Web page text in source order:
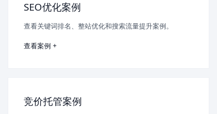
SEO优化案例
查看关键词排名、整站优化和搜索流量提升案例。
查看案例 +
竞价托管案例